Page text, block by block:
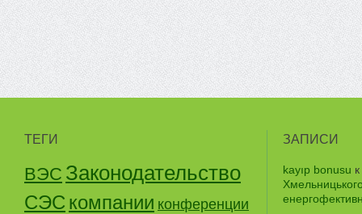
ТЕГИ
ВЭС Законодательство
СЭС компании конференции
ЗАПИСИ
kayıp bonusu